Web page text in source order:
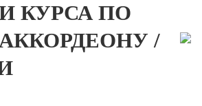
КУРСА ПО
/